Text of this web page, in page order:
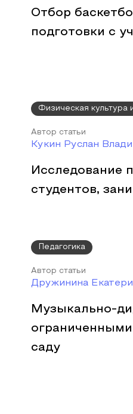
Отбор
подготовки с
Физическая культура
Автор статьи
Кукин Руслан
Исследование
студентов,
Педагогика
Автор статьи
Дружинина
Музыкально-
саду